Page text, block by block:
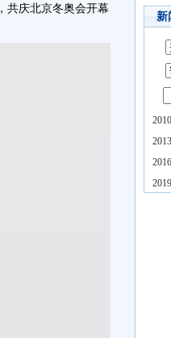
共庆北京冬奥会开幕
新